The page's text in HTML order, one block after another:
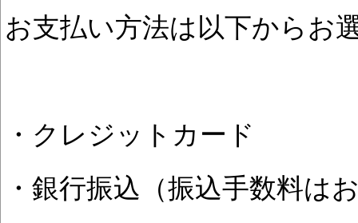
お支払い方法は以下からお
・クレジットカード
・銀行振込（振込手数料は